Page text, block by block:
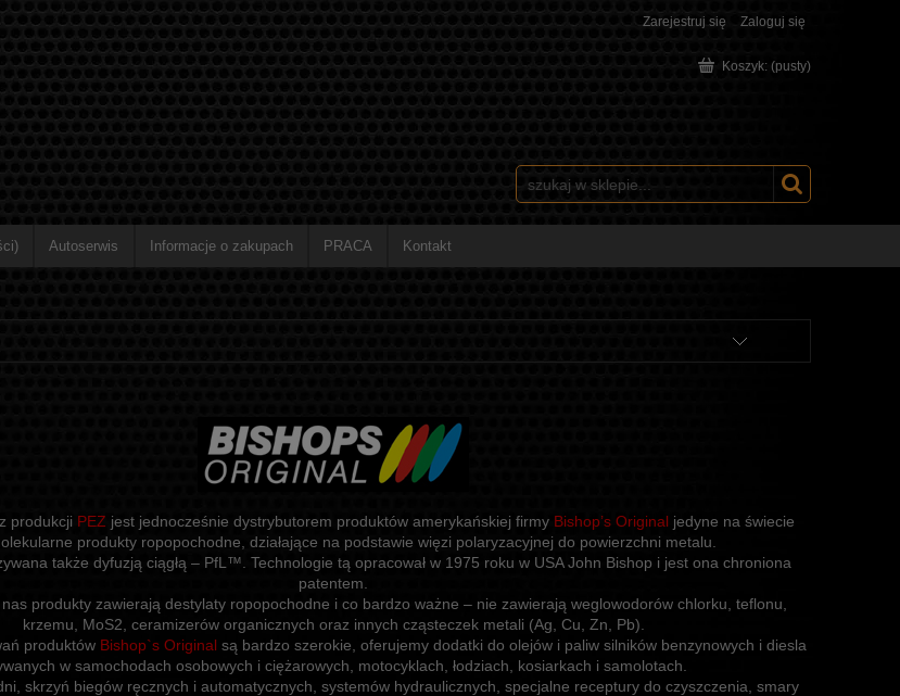
Zarejestruj się Zaloguj się
Koszyk: (pusty)
Autoserwis Informacje o zakupach PRACA Kontakt
produkcji PEZ jest jednocześnie dystrybutorem produktów amerykańskiej firmy Bishop’s Original jedyne na świecie
produkty ropopochodne, działające na podstawie więzi polaryzacyjnej do powierzchni metalu.
także dyfuzją ciągłą – PfL™. Technologie tą opracował w 1975 roku w USA John Bishop i jest ona chroniona
patentem.
produkty zawierają destylaty ropopochodne i co bardzo ważne – nie zawierają weglowodorów chlorku, teflonu,
krzemu, MoS2, ceramizerów organicznych oraz innych cząsteczek metali (Ag, Cu, Zn, Pb).
produktów Bishop`s Original są bardzo szerokie, oferujemy dodatki do olejów i paliw silników benzynowych i diesla
w samochodach osobowych i ciężarowych, motocyklach, łodziach, kosiarkach i samolotach.
skrzyń biegów ręcznych i automatycznych, systemów hydraulicznych, specjalne receptury do czyszczenia, smary